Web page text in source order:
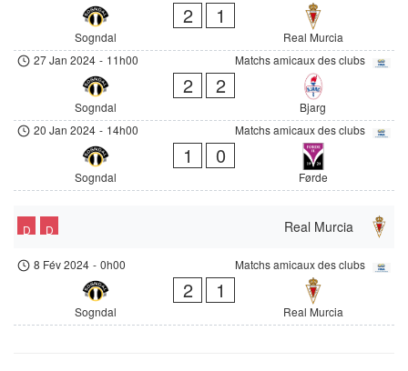
Sogndal
2 1
Real Murcia
Matchs amicaux des clubs
27 Jan 2024 - 11h00
Sogndal
2 2
Bjarg
Matchs amicaux des clubs
20 Jan 2024 - 14h00
Sogndal
1 0
Førde
Real Murcia
D D
Matchs amicaux des clubs
8 Fév 2024 - 0h00
Sogndal
2 1
Real Murcia